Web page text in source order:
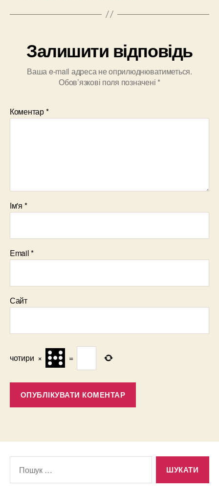
Залишити відповідь
Ваша e-mail адреса не оприлюднюватиметься.
Обов’язкові поля позначені *
Коментар*
Ім'я *
Email*
Сайт
чотири × =